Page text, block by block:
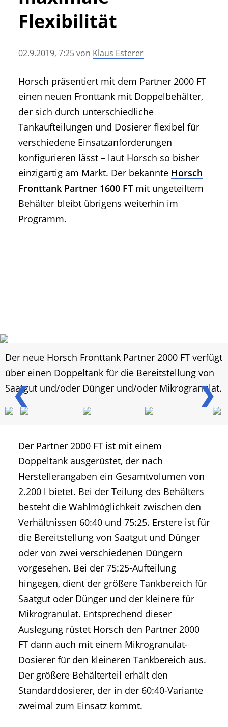
• Messen und Veranstaltungen
• Agritechnica Neuheiten Archiv
Flexibilität
02.9.2019, 7:25von Klaus Esterer
Horsch präsentiert mit dem Partner 2000 FT
einen neuen Fronttank mit Doppelbehälter,
der sich durch unterschiedliche
Tankaufteilungen und Dosierer flexibel für
verschiedene Einsatzanforderungen
konfigurieren lässt – laut Horsch so bisher
einzigartig am Markt. Der bekannte Horsch
Fronttank Partner 1600 FT mit ungeteiltem
Behälter bleibt übrigens weiterhin im
Programm.
❮ ❯
Der neue Horsch Fronttank Partner 2000 FT verfügt
über einen Doppeltank für die Bereitstellung von
Saatgut und/oder Dünger und/oder Mikrogranulat.
Der Partner 2000 FT ist mit einem
Doppeltank ausgerüstet, der nach
Herstellerangaben ein Gesamtvolumen von
2.200 l bietet. Bei der Teilung des Behälters
besteht die Wahlmöglichkeit zwischen den
Verhältnissen 60:40 und 75:25. Erstere ist für
die Bereitstellung von Saatgut und Dünger
oder von zwei verschiedenen Düngern
vorgesehen. Bei der 75:25-Aufteilung
hingegen, dient der größere Tankbereich für
Saatgut oder Dünger und der kleinere für
Mikrogranulat. Entsprechend dieser
Auslegung rüstet Horsch den Partner 2000
FT dann auch mit einem Mikrogranulat-
Dosierer für den kleineren Tankbereich aus.
Der größere Behälterteil erhält den
Standarddosierer, der in der 60:40-Variante
zweimal zum Einsatz kommt.